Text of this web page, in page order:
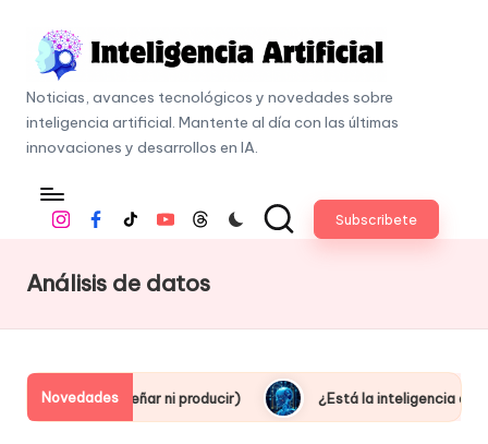
content
I
n
t
e
e
n
c
a
A
Noticias, avances tecnológicos y novedades sobre
inteligencia artificial. Mantente al día con las últimas
innovaciones y desarrollos en IA.
InstagramFacebookTiktokYoutubeThreads Subscribete
Análisis de datos
Novedades
ni producir) ¿Está la inteligencia artificial robando